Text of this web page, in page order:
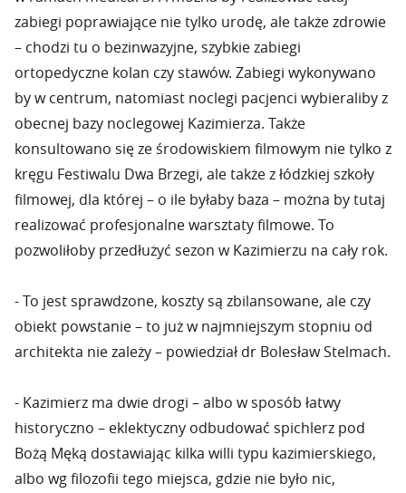
zabiegi poprawiające nie tylko urodę, ale także zdrowie
– chodzi tu o bezinwazyjne, szybkie zabiegi
ortopedyczne kolan czy stawów. Zabiegi wykonywano
by w centrum, natomiast noclegi pacjenci wybieraliby z
obecnej bazy noclegowej Kazimierza. Także
konsultowano się ze środowiskiem filmowym nie tylko z
kręgu Festiwalu Dwa Brzegi, ale także z łódzkiej szkoły
filmowej, dla której – o ile byłaby baza – można by tutaj
realizować profesjonalne warsztaty filmowe. To
pozwoliłoby przedłużyć sezon w Kazimierzu na cały rok.
- To jest sprawdzone, koszty są zbilansowane, ale czy
obiekt powstanie – to już w najmniejszym stopniu od
architekta nie zależy – powiedział dr Bolesław Stelmach.
- Kazimierz ma dwie drogi – albo w sposób łatwy
historyczno – eklektyczny odbudować spichlerz pod
Bożą Męką dostawiając kilka willi typu kazimierskiego,
albo wg filozofii tego miejsca, gdzie nie było nic,